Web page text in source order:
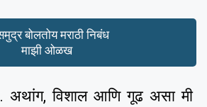
बोलतोय मराठी निबंध
माझी ओळख
अथांग, विशाल आणि गूढ असा मी